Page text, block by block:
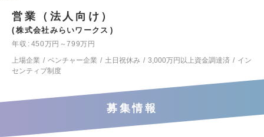
営業（法人向け）
株式会社みらいワークス
年収
450万円～799万円
上場企業
ベンチャー企業 土日祝休み 3,000万円以上資金調達済
イン
センティブ制度
募集情報